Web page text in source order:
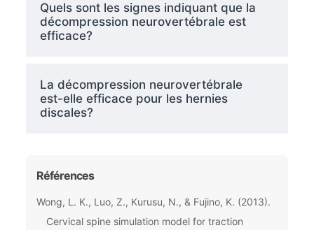
Quels sont les signes indiquant que la
décompression neurovertébrale est
efficace?
La décompression neurovertébrale
est-elle efficace pour les hernies
discales?
Références
Wong, L. K., Luo, Z., Kurusu, N., & Fujino, K. (2013).
Cervical spine simulation model for traction